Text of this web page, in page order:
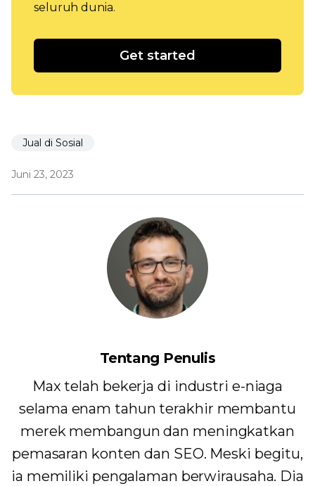
seluruh dunia.
Get started
Jual di Sosial
Juni 23, 2023
Tentang Penulis
Max telah bekerja di industri e-niaga
selama enam tahun terakhir membantu
merek membangun dan meningkatkan
pemasaran konten dan SEO. Meski begitu,
ia memiliki pengalaman berwirausaha. Dia